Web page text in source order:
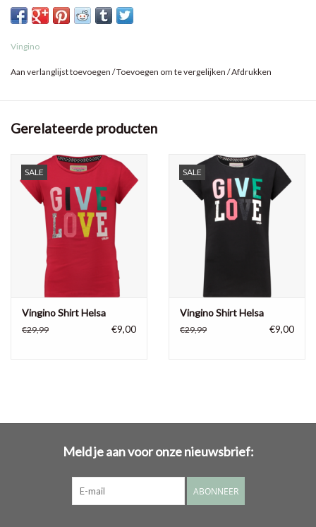
Vingino
Aan verlanglijst toevoegen /Toevoegen om te vergelijken /Afdrukken
Gerelateerde producten
SALE
Vingino Shirt Helsa
€29,99 €9,00
SALE
Vingino Shirt Helsa
€29,99 €9,00
Meld je aan voor onze nieuwsbrief:
ABONNEER